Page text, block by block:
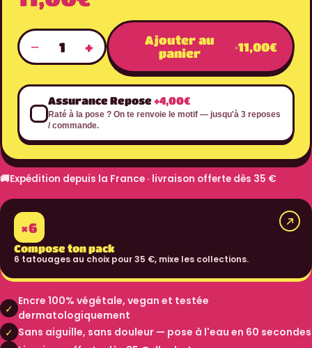
− 1 +
Ajouter au
panier
·11,00€
Assurance Repose+4,00€
Raté à la pose ? On te renvoie le motif — jusqu'à 3 reposes
/ commande.
🚚Expédition depuis la France · livraison offerte dès 35 €
×6
Compose ton pack
6 tatouages au choix pour 35 €, mixe les collections.
✓
Encre 100% végétale, vegan et testée
dermatologiquement
✓ Sans aiguille, sans douleur — pose à l'eau en 60 secondes